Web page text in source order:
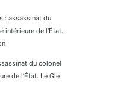
: assassinat du
intérieure de l’État.
du colonel
de l’État. Le Gle